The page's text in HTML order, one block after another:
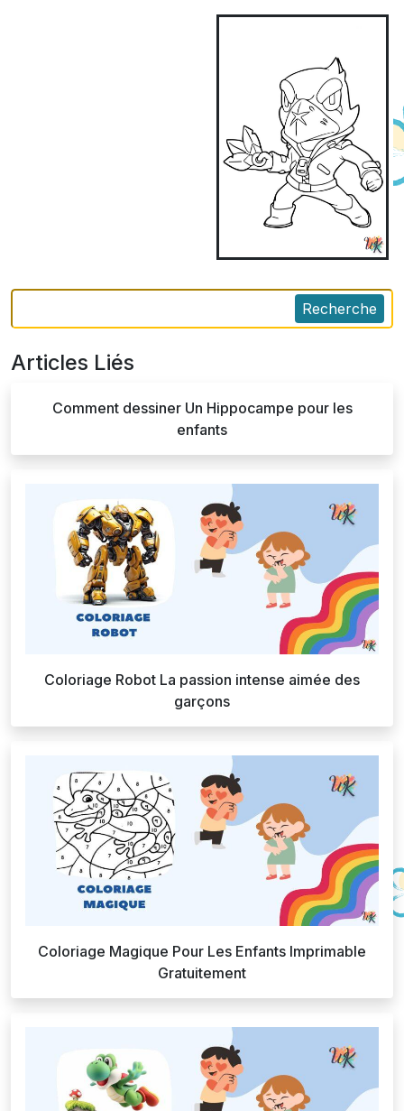
Recherche
Articles Liés
Comment dessiner Un Hippocampe pour les
enfants
Coloriage Robot La passion intense aimée des
garçons
Coloriage Magique Pour Les Enfants Imprimable
Gratuitement